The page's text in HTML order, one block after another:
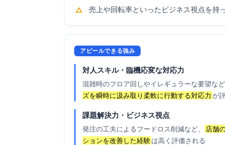
△
売上や回転率といったビジネス視点を持
アピールできる強み
対人スキル・臨機応変な対応力
混雑時のフロア回しやイレギュラーな要望な
ズを瞬時に汲み取り柔軟に行動する対応力 が
課題解決力・ビジネス視点
発注の工夫によるフードロス削減など、
店舗
ションを改善した経験は高く評価される